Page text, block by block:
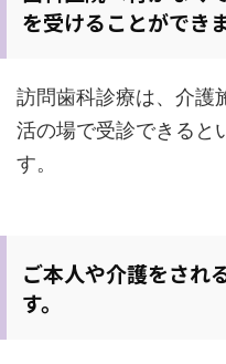
を受けることができ
訪問歯科診療は、介護
活の場で受診できると
す。
ご本人や介護をされ
す。